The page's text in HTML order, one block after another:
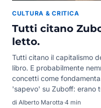
CULTURA & CRITICA
Tutti citano
letto.
Tutti citano il capitalismo
libro. E probabilmente
concetti come
'sapevo' su Zuboff: erano
di Alberto Marotta·4 min